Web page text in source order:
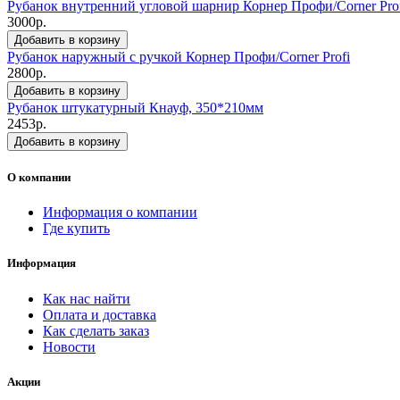
Рубанок внутренний угловой шарнир Корнер Профи/Corner
3000р.
Добавить в корзину
Рубанок наружный с ручкой Корнер Профи/Corner Profi
2800р.
Добавить в корзину
Рубанок штукатурный Кнауф, 350*210мм
2453р.
Добавить в корзину
О компании
Информация о компании
Где купить
Информация
Как нас найти
Оплата и доставка
Как сделать заказ
Новости
Акции